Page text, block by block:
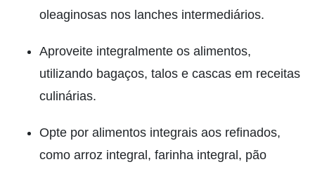
oleaginosas nos lanches intermediários.
Aproveite integralmente os alimentos,
utilizando bagaços, talos e cascas em receitas
culinárias.
Opte por alimentos integrais aos refinados,
como arroz integral, farinha integral, pão